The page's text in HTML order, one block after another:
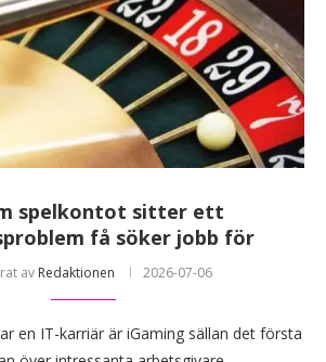
spelkontot sitter ett
få söker jobb för
av Redaktionen 2026-07-06
en IT-karriär är iGaming sällan det första